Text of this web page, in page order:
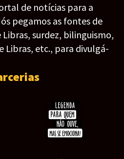
de notícias para a
pegamos as fontes de
surdez, bilinguismo,
Libras, etc., para divulgá-